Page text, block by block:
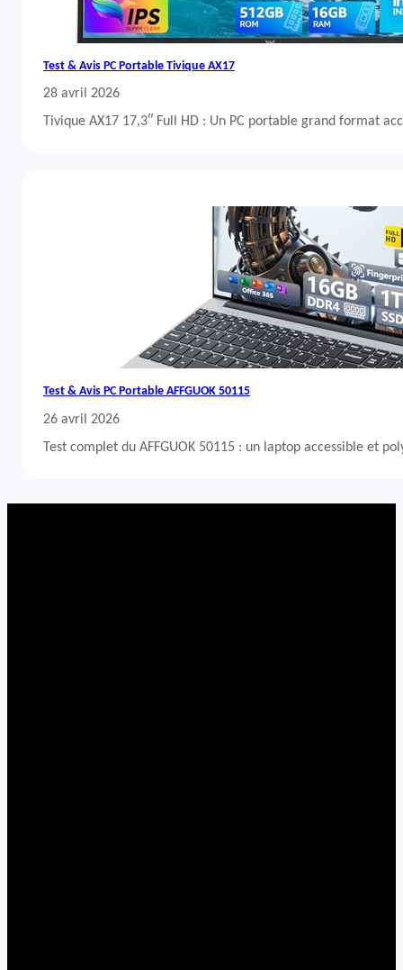
Test & Avis PC Portable Tivique AX17
28 avril 2026
Tivique AX17 17,3″ Full HD : Un PC portable grand format
Test & Avis PC Portable AFFGUOK 50115
26 avril 2026
Test complet du AFFGUOK 50115 : un laptop accessible